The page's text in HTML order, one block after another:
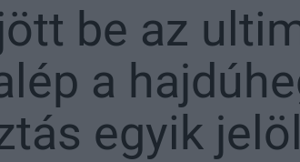
be az
a
egyik